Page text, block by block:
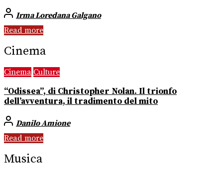
Irma Loredana Galgano
Read more
Cinema
Cinema Culture
“Odissea”, di Christopher Nolan. Il trionfo
dell’avventura, il tradimento del mito
Danilo Amione
Read more
Musica